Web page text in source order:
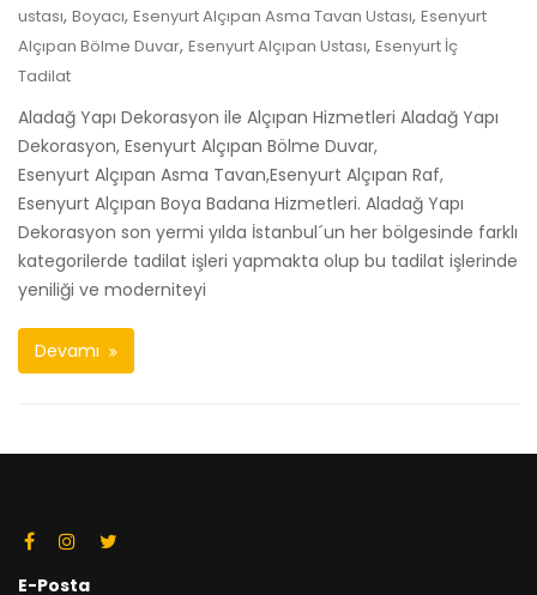
ustası, Boyacı, Esenyurt Alçıpan Asma Tavan Ustası, Esenyurt
Alçıpan Bölme Duvar, Esenyurt Alçıpan Ustası, Esenyurt İç
Tadilat
Aladağ Yapı Dekorasyon ile Alçıpan Hizmetleri Aladağ Yapı
Dekorasyon, Esenyurt Alçıpan Bölme Duvar,
Esenyurt Alçıpan Asma Tavan,Esenyurt Alçıpan Raf,
Esenyurt Alçıpan Boya Badana Hizmetleri. Aladağ Yapı
Dekorasyon son yermi yılda İstanbul´un her bölgesinde farklı
kategorilerde tadilat işleri yapmakta olup bu tadilat işlerinde
yeniliği ve moderniteyi
Devamı
E-Posta